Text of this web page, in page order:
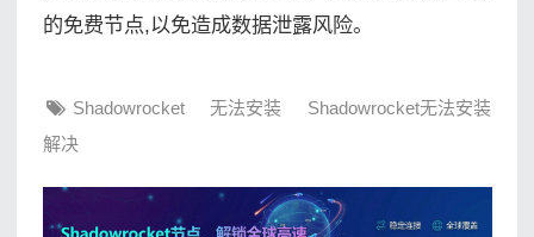
的免费节点,以免造成数据泄露风险。
Shadowrocket 无法安装
Shadowrocket无法安装
解决